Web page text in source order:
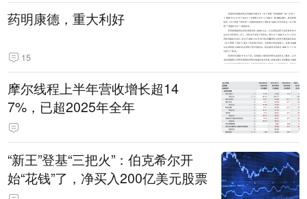
药明康德，重大利好
15
摩尔线程上半年营收增长超14
7%，已超2025年全年
“新王”登基“三把火”：伯克希尔开
始“花钱”了，净买入200亿美元股票